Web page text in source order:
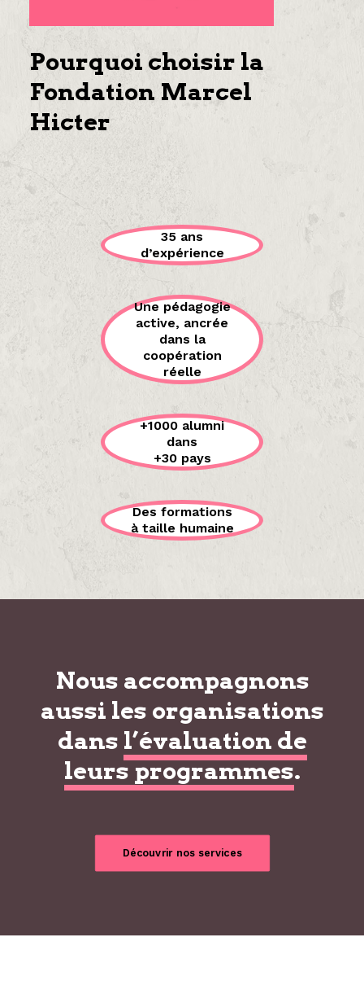
Pourquoi choisir la
Fondation Marcel
Hicter
35 ans
d’expérience
Une pédagogie
active, ancrée
dans la
coopération
réelle
+1000 alumni
dans
+30 pays
Des formations
à taille humaine
Nous accompagnons
aussi les organisations
dans l’évaluation de
leurs programmes.
Découvrir nos services